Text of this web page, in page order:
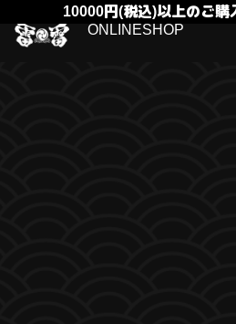
10000円(税込)以上のご
ONLINESHOP